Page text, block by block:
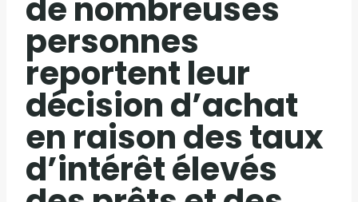
de nombreuses
personnes
reportent leur
décision d’achat
en raison des taux
d’intérêt élevés